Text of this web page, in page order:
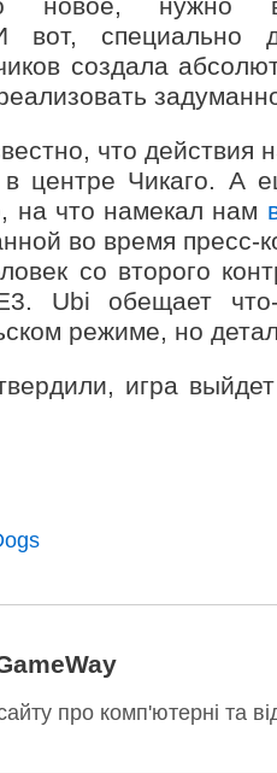
И вот,
создала
что действия
в центре Чикаго. А
на что намекал нам
во время
со второго
Ubi обещает
режиме, но
игра
про комп'ютерні та